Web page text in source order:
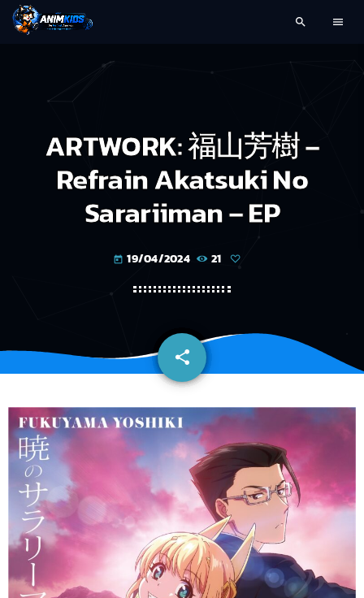
search menu
ARTWORK: 福山芳樹 –
Refrain Akatsuki No
Sarariiman – EP
today 19/04/2024 21
share
email